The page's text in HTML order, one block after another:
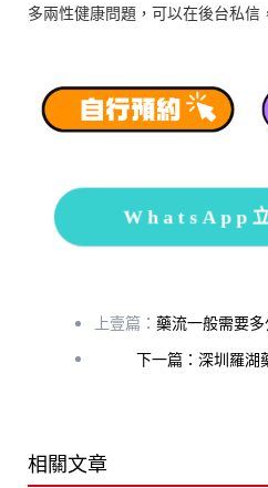
多兩性健康問題，可以在後台私信
WhatsApp
上壹篇： 藥流一般需要
下一篇：深圳羅湖
相關文章